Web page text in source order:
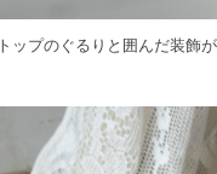
トップのぐるりと囲んだ装飾